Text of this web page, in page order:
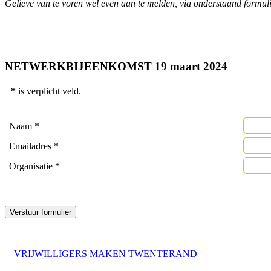
Gelieve van te voren wel even aan te melden, via onderstaand
NETWERKBIJEENKOMST 19 maart 2024
* is verplicht veld.
Naam *
Emailadres *
Organisatie *
Verstuur formulier
VRIJWILLIGERS MAKEN TWENTERAND